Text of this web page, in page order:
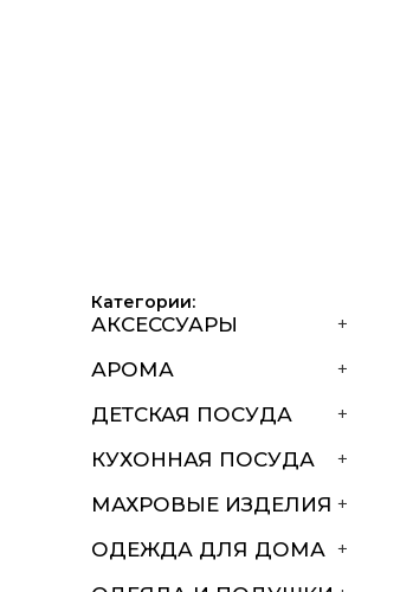
Категории:
+
АКСЕССУАРЫ
+
АРОМА
+
ДЕТСКАЯ ПОСУДА
+
КУХОННАЯ ПОСУДА
+
МАХРОВЫЕ ИЗДЕЛИЯ
+
ОДЕЖДА ДЛЯ ДОМА